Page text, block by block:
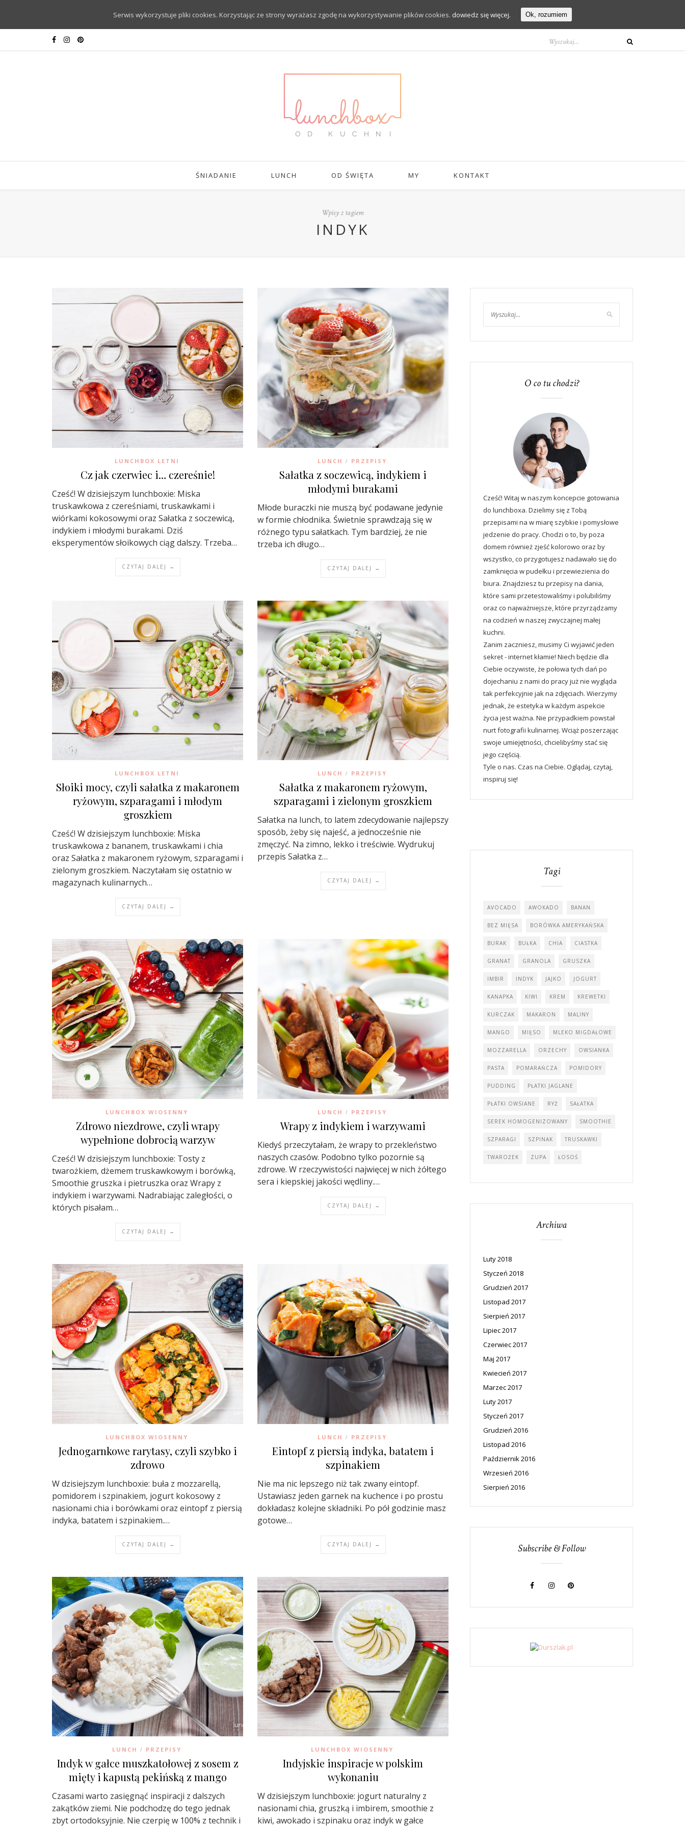
ŚNIADANIE LUNCH OD ŚWIĘTA MY KONTAKT
Wpisy z tagiem
INDYK
LUNCHBOX LETNI
Cz jak czerwiec i… czereśnie!
Cześć! W dzisiejszym lunchboxie: Miska
truskawkowa z czereśniami, truskawkami i
wiórkami kokosowymi oraz Sałatka z soczewicą,
indykiem i młodymi burakami. Dziś
eksperymentów słoikowych ciąg dalszy. Trzeba…
CZYTAJ DALEJ →
LUNCH / PRZEPISY
Sałatka z soczewicą, indykiem i
młodymi burakami
Młode buraczki nie muszą być podawane jedynie
w formie chłodnika. Świetnie sprawdzają się w
różnego typu sałatkach. Tym bardziej, że nie
trzeba ich długo…
CZYTAJ DALEJ →
LUNCHBOX LETNI
Słoiki mocy, czyli sałatka z makaronem
ryżowym, szparagami i młodym
groszkiem
Cześć! W dzisiejszym lunchboxie: Miska
truskawkowa z bananem, truskawkami i chia
oraz Sałatka z makaronem ryżowym, szparagami i
zielonym groszkiem. Naczytałam się ostatnio w
magazynach kulinarnych…
CZYTAJ DALEJ →
LUNCH / PRZEPISY
Sałatka z makaronem ryżowym,
szparagami i zielonym groszkiem
Sałatka na lunch, to latem zdecydowanie najlepszy
sposób, żeby się najeść, a jednocześnie nie
zmęczyć. Na zimno, lekko i treściwie. Wydrukuj
przepis Sałatka z…
CZYTAJ DALEJ →
LUNCHBOX WIOSENNY
Zdrowo niezdrowe, czyli wrapy
wypełnione dobrocią warzyw
Cześć! W dzisiejszym lunchboxie: Tosty z
twarożkiem, dżemem truskawkowym i borówką,
Smoothie gruszka i pietruszka oraz Wrapy z
indykiem i warzywami. Nadrabiając zaległości, o
których pisałam…
CZYTAJ DALEJ →
LUNCH / PRZEPISY
Wrapy z indykiem i warzywami
Kiedyś przeczytałam, że wrapy to przekleństwo
naszych czasów. Podobno tylko pozornie są
zdrowe. W rzeczywistości najwięcej w nich żółtego
sera i kiepskiej jakości wędliny.…
CZYTAJ DALEJ →
LUNCHBOX WIOSENNY
Jednogarnkowe rarytasy, czyli szybko i
zdrowo
W dzisiejszym lunchboxie: buła z mozzarellą,
pomidorem i szpinakiem, jogurt kokosowy z
nasionami chia i borówkami oraz eintopf z piersią
indyka, batatem i szpinakiem.…
CZYTAJ DALEJ →
LUNCH / PRZEPISY
Eintopf z piersią indyka, batatem i
szpinakiem
Nie ma nic lepszego niż tak zwany eintopf.
Ustawiasz jeden garnek na kuchence i po prostu
dokładasz kolejne składniki. Po pół godzinie masz
gotowe…
CZYTAJ DALEJ →
LUNCH / PRZEPISY
Indyk w gałce muszkatołowej z sosem z
mięty i kapustą pekińską z mango
Czasami warto zasięgnąć inspiracji z dalszych
zakątków ziemi. Nie podchodzę do tego jednak
zbyt ortodoksyjnie. Nie czerpię w 100% z technik i
LUNCHBOX WIOSENNY
Indyjskie inspiracje w polskim
wykonaniu
W dzisiejszym lunchboxie: jogurt naturalny z
nasionami chia, gruszką i imbirem, smoothie z
kiwi, awokado i szpinaku oraz indyk w gałce
O co tu chodzi?
Cześć! Witaj w naszym koncepcie gotowania
do lunchboxa. Dzielimy się z Tobą
przepisami na w miarę szybkie i pomysłowe
jedzenie do pracy. Chodzi o to, by poza
domem również zjeść kolorowo oraz by
wszystko, co przygotujesz nadawało się do
zamknięcia w pudełku i przewiezienia do
biura. Znajdziesz tu przepisy na dania,
które sami przetestowaliśmy i polubiliśmy
oraz co najważniejsze, które przyrządzamy
na codzień w naszej zwyczajnej małej
kuchni.
Zanim zaczniesz, musimy Ci wyjawić jeden
sekret - internet kłamie! Niech będzie dla
Ciebie oczywiste, że połowa tych dań po
dojechaniu z nami do pracy już nie wygląda
tak perfekcyjnie jak na zdjęciach. Wierzymy
jednak, że estetyka w każdym aspekcie
życia jest ważna. Nie przypadkiem powstał
nurt fotografii kulinarnej. Wciąż poszerzając
swoje umiejętności, chcielibyśmy stać się
jego częścią.
Tyle o nas. Czas na Ciebie. Oglądaj, czytaj,
inspiruj się!
Tagi
AVOCADO AWOKADO BANAN
BEZ MIĘSA BORÓWKA AMERYKAŃSKA
BURAK BUŁKA CHIA CIASTKA
GRANAT GRANOLA GRUSZKA
IMBIR INDYK JAJKO JOGURT
KANAPKA KIWI KREM KREWETKI
KURCZAK MAKARON MALINY
MANGO MIĘSO MLEKO MIGDAŁOWE
MOZZARELLA ORZECHY OWSIANKA
PASTA POMARAŃCZA POMIDORY
PUDDING PŁATKI JAGLANE
PŁATKI OWSIANE RYŻ SAŁATKA
SEREK HOMOGENIZOWANY SMOOTHIE
SZPARAGI SZPINAK TRUSKAWKI
TWAROŻEK ZUPA ŁOSOŚ
Archiwa
Luty 2018
Styczeń 2018
Grudzień 2017
Listopad 2017
Sierpień 2017
Lipiec 2017
Czerwiec 2017
Maj 2017
Kwiecień 2017
Marzec 2017
Luty 2017
Styczeń 2017
Grudzień 2016
Listopad 2016
Październik 2016
Wrzesień 2016
Sierpień 2016
Subscribe & Follow
Serwis wykorzystuje pliki cookies. Korzystając ze strony wyrażasz zgodę na wykorzystywanie plików cookies. dowiedz się więcej. Ok, rozumiem